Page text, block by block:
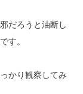
だろうと油断し
す。
かり観察してみ